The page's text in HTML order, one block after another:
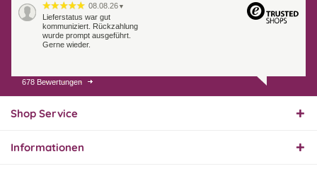
08.08.26 ▼
Lieferstatus war gut
kommuniziert. Rückzahlung
wurde prompt ausgeführt.
Gerne wieder.
07.08.26
Endlich das richtige
678 Bewertungen
Shop Service
Informationen